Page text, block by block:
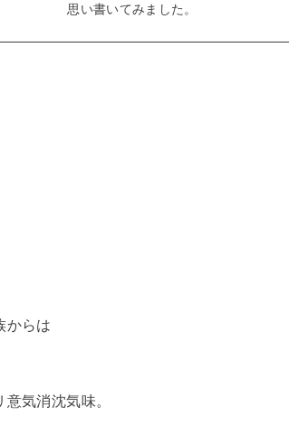
思い書いてみました。
からは
気消沈気味。